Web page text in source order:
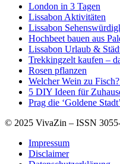
London in 3 Tagen
Lissabon Aktivitäten
Lissabon
Hochbeet bauen aus
Lissabon Urlaub &
Trekkingzelt kaufen –
Rosen pflanzen
Welcher Wein zu
5 DIY Ideen für
Prag die ‘Goldene Stadt’
© 2025 VivaZin – ISSN
Impressum
Disclaimer